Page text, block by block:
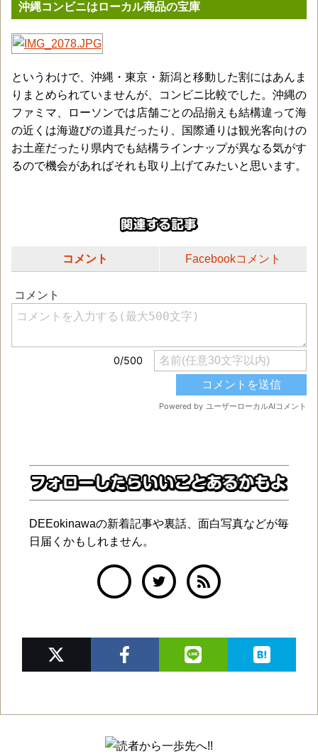
沖縄コンビニはローカル商品の宝庫
というわけで、沖縄・東京・新潟と移動した割にはあんま
りまとめられていませんが、コンビニ比較でした。沖縄の
ファミマ、ローソンでは店舗ごとの品揃えも結構違って海
の近くは海遊びの道具だったり、国際通りは観光客向けの
お土産だったり県内でも結構ラインナップが異なる気がす
るので機会があればそれも取り上げてみたいと思います。
コメント Facebookコメント
DEEokinawaの新着記事や裏話、面白写真などが毎
日届くかもしれません。